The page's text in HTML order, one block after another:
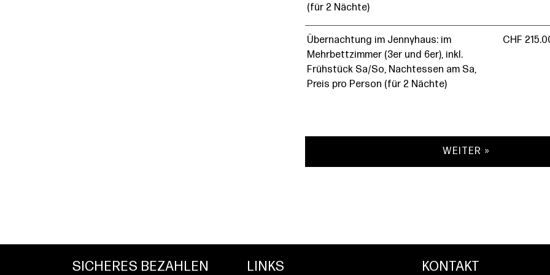
(für 2 Nächte)
Übernachtung im Jennyhaus: im
Mehrbettzimmer (3er und 6er), inkl.
Frühstück Sa/So, Nachtessen am Sa,
Preis pro Person (für 2 Nächte)
CHF
WEITER »
SICHERES BEZAHLEN LINKS KONTAKT